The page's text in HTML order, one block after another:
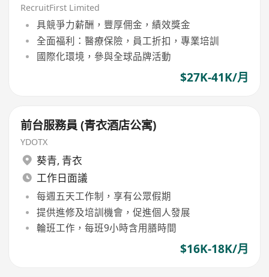
RecruitFirst Limited
具競爭力薪酬，豐厚佣金，績效獎金
全面福利：醫療保險，員工折扣，專業培訓
國際化環境，參與全球品牌活動
$27K-41K/月
前台服務員 (青衣酒店公寓)
YDOTX
葵青, 青衣
工作日面議
每週五天工作制，享有公眾假期
提供進修及培訓機會，促進個人發展
輪班工作，每班9小時含用膳時間
$16K-18K/月